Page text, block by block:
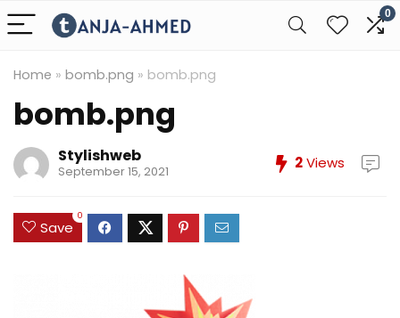
0
Home » bomb.png » bomb.png
bomb.png
Stylishweb
September 15, 2021 2Views
Save
0